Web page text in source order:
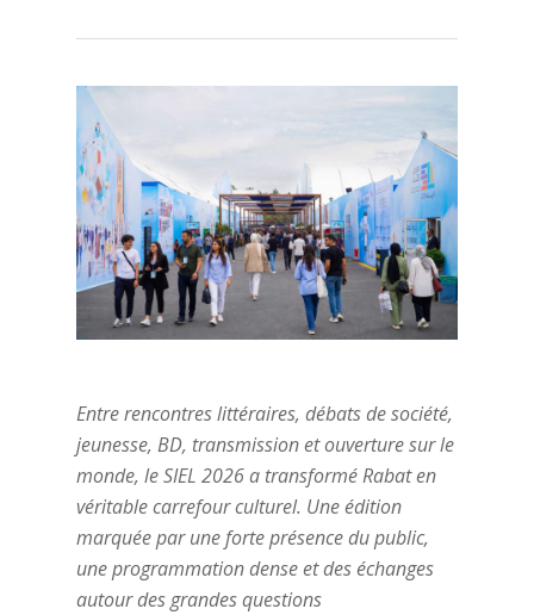
Entre rencontres littéraires, débats de société,
jeunesse, BD, transmission et ouverture sur le
monde, le SIEL 2026 a transformé Rabat en
véritable carrefour culturel. Une édition
marquée par une forte présence du public,
une programmation dense et des échanges
autour des grandes questions